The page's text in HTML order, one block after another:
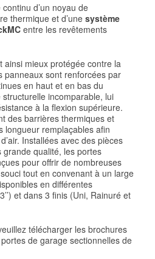
d’un noyau de
thermique et d’une système
entre les revêtements
ainsi mieux protégée contre la
panneaux sont renforcées par
en haut et en bas du
incomparable, lui
à la flexion supérieure.
des barrières thermiques et
longueur remplaçables afin
Installées avec des pièces
qualité, les portes
pour offrir de nombreuses
tout en convenant à un large
en différentes
et dans 3 finis (Uni, Rainuré et
télécharger les brochures
de garage sectionnelles de